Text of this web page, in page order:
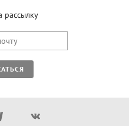
рассылку